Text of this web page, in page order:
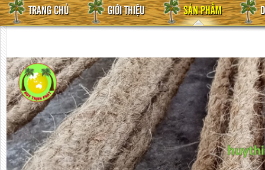
TRANG CHỦ GIỚI THIỆU SẢN PHẨM